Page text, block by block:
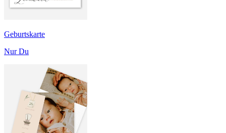
Geburtskarte
Nur Du